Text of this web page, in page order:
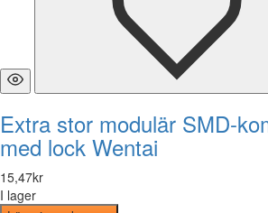
Extra stor modulär SMD-
med lock Wentai
15,47kr
I lager